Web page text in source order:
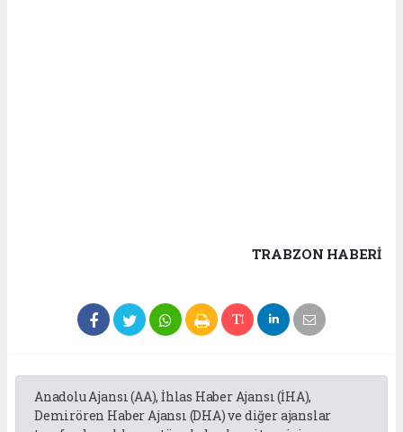
TRABZON HABERİ
Anadolu Ajansı (AA), İhlas Haber Ajansı (İHA),
Demirören Haber Ajansı (DHA) ve diğer ajanslar